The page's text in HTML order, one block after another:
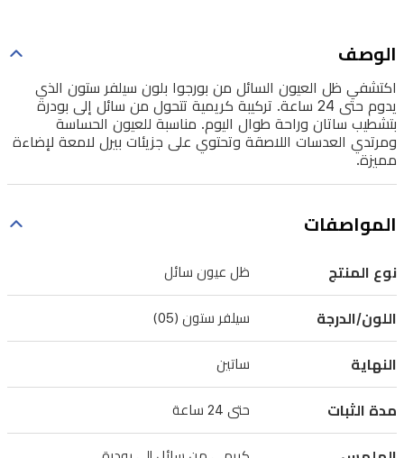
إلى
بودرة
بتشطيب
ساتان
وراحة
اليوم.
للعيون
العدسات
اللاصقة
وتحتوي
الوصف
اكتشفي ظل العيون السائل من بورجوا بلون سيلفر ستون الذي
يدوم حتى 24 ساعة. تركيبة كريمية تتحول من سائل إلى بودرة
بتشطيب ساتان وراحة طوال اليوم. مناسبة للعيون الحساسة
ومرتدي العدسات اللاصقة وتحتوي على جزيئات بيرل لامعة لإضاءة
مميزة.
المواصفات
نوع المنتج ظل عيون سائل
اللون/الدرجة سيلفر ستون (05)
النهاية ساتين
مدة الثبات حتى 24 ساعة